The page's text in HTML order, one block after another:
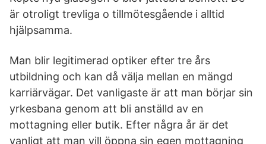
är otroligt trevliga o tillmötesgående i alltid
hjälpsamma.
Man blir legitimerad optiker efter tre års
utbildning och kan då välja mellan en mängd
karriärvägar. Det vanligaste är att man börjar sin
yrkesbana genom att bli anställd av en
mottagning eller butik. Efter några år är det
vanligt att man vill öppna sin egen mottagning